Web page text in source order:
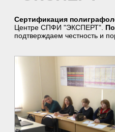
Сертификация
Центре СПФИ "ЭКСПЕРТ".
подтверждаем честность и